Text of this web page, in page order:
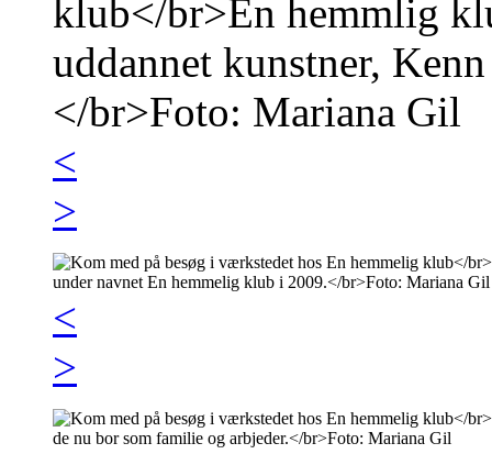
<
>
<
>